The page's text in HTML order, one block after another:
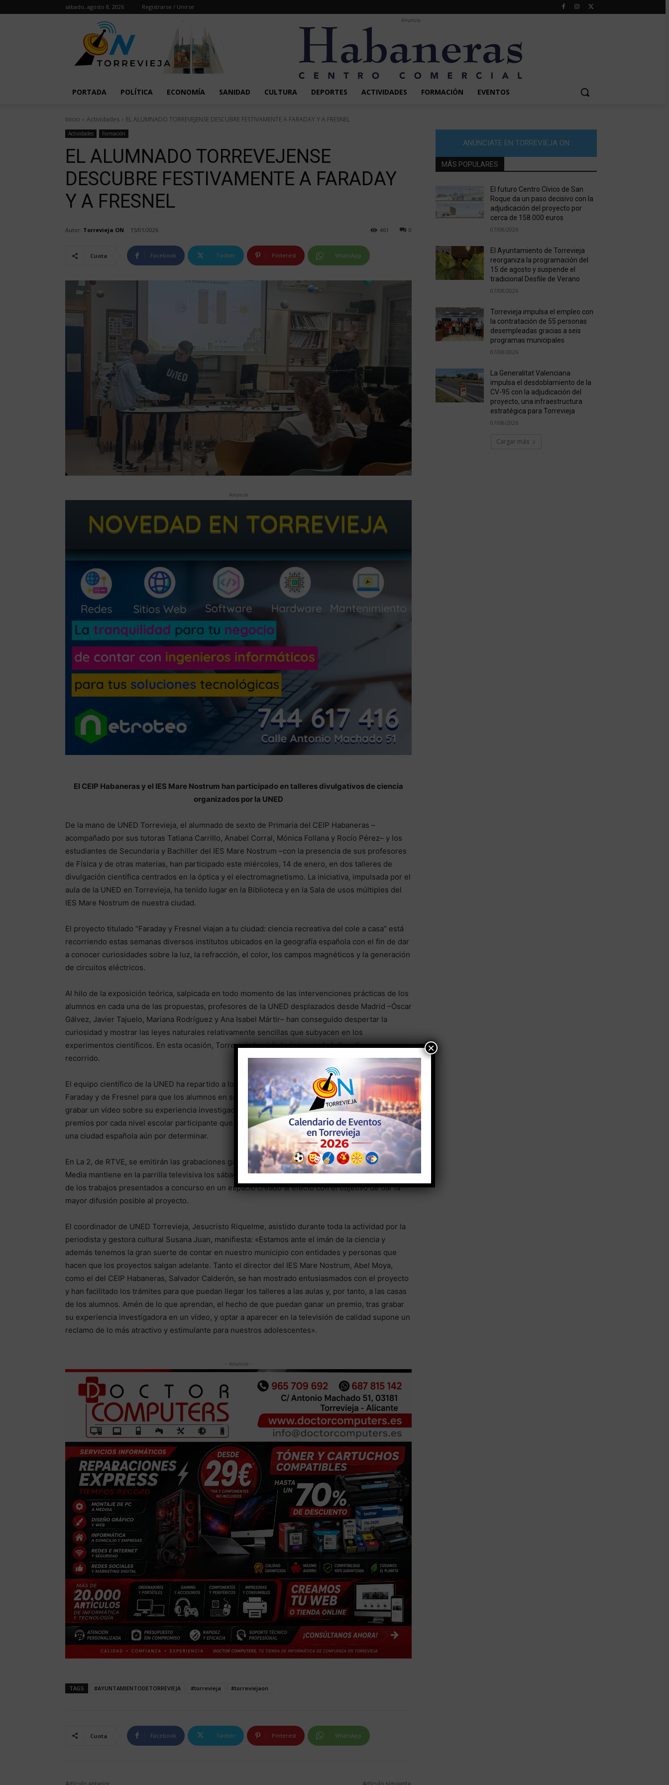
sábado, agosto 8, 2026 Registrarse / Unirse
Anuncio
PORTADA POLÍTICA ECONOMÍA SANIDAD CULTURA DEPORTES ACTIVIDADES FORMACIÓN EVENTOS
Inicio Actividades EL ALUMNADO TORREVEJENSE DESCUBRE FESTIVAMENTE A FARADAY Y A FRESNEL
Actividades Formación
EL ALUMNADO TORREVEJENSE
DESCUBRE FESTIVAMENTE A FARADAY
Y A FRESNEL
Autor: Torrevieja ON 15/01/2026 0
461
Cuota Facebook Twitter Pinterest WhatsApp
Anuncio
El CEIP Habaneras y el IES Mare Nostrum han participado en talleres divulgativos de ciencia
organizados por la UNED
De la mano de UNED Torrevieja, el alumnado de sexto de Primaria del CEIP Habaneras –
acompañado por sus tutoras Tatiana Carrillo, Anabel Corral, Mónica Follana y Rocío Pérez– y los
estudiantes de Secundaria y Bachiller del IES Mare Nostrum –con la presencia de sus profesores
de Física y de otras materias, han participado este miércoles, 14 de enero, en dos talleres de
divulgación científica centrados en la óptica y el electromagnetismo. La iniciativa, impulsada por el
aula de la UNED en Torrevieja, ha tenido lugar en la Biblioteca y en la Sala de usos múltiples del
IES Mare Nostrum de nuestra ciudad.
El proyecto titulado “Faraday y Fresnel viajan a tu ciudad: ciencia recreativa del cole a casa” está
recorriendo estas semanas diversos institutos ubicados en la geografía española con el fin de dar
a conocer curiosidades sobre la luz, la refracción, el color, los campos magnéticos y la generación
de circuitos eléctricos.
Al hilo de la exposición teórica, salpicada en todo momento de las intervenciones prácticas de los
alumnos en cada una de las propuestas, profesores de la UNED desplazados desde Madrid –Óscar
Gálvez, Javier Tajuelo, Mariana Rodríguez y Ana Isabel Mártir– han conseguido despertar la
curiosidad y mostrar las leyes naturales relativamente sencillas que subyacen en los
experimentos científicos. En esta ocasión, Torrevieja ha sido la única ciudad alicantina en su
recorrido.
El equipo científico de la UNED ha repartido a los centros docentes participantes varios kits de
Faraday y de Fresnel para que los alumnos en sus domicilios practiquen y, si lo desean, puedan
grabar un vídeo sobre su experiencia investigadora. Estos vídeos pueden optar a interesantes
premios por cada nivel escolar participante que se entregarán en una ceremonia emblemática en
una ciudad española aún por determinar.
En La 2, de RTVE, se emitirán las grabaciones ganadoras en el programa Canal UNED que UNED
Media mantiene en la parrilla televisiva los sábados. Además, se realizará una exposición virtual
de los trabajos presentados a concurso en un espacio creado al efecto con el objetivo de dar la
mayor difusión posible al proyecto.
El coordinador de UNED Torrevieja, Jesucristo Riquelme, asistido durante toda la actividad por la
periodista y gestora cultural Susana Juan, manifiesta: «Estamos ante el imán de la ciencia y
además tenemos la gran suerte de contar en nuestro municipio con entidades y personas que
hacen que los proyectos salgan adelante. Tanto el director del IES Mare Nostrum, Abel Moya,
como el del CEIP Habaneras, Salvador Calderón, se han mostrado entusiasmados con el proyecto
y han facilitado los trámites para que puedan llegar los talleres a las aulas y, por tanto, a las casas
de los alumnos. Amén de lo que aprendan, el hecho de que puedan ganar un premio, tras grabar
su experiencia investigadora en un vídeo, y optar a aparecer en la televisión de calidad supone un
reclamo de lo más atractivo y estimulante para nuestros adolescentes».
- Anuncio -
TAGS #AYUNTAMIENTODETORREVIEJA #torrevieja #torreviejaon
Cuota Facebook Twitter Pinterest WhatsApp
ANÚNCIATE EN TORREVIEJA ON
MÁS POPULARES
El futuro Centro Cívico de San
Roque da un paso decisivo con la
adjudicación del proyecto por
cerca de 158.000 euros
07/08/2026
El Ayuntamiento de Torrevieja
reorganiza la programación del
15 de agosto y suspende el
tradicional Desfile de Verano
07/08/2026
Torrevieja impulsa el empleo con
la contratación de 55 personas
desempleadas gracias a seis
programas municipales
07/08/2026
La Generalitat Valenciana
impulsa el desdoblamiento de la
CV-95 con la adjudicación del
proyecto, una infraestructura
estratégica para Torrevieja
07/08/2026
Cargar más
×